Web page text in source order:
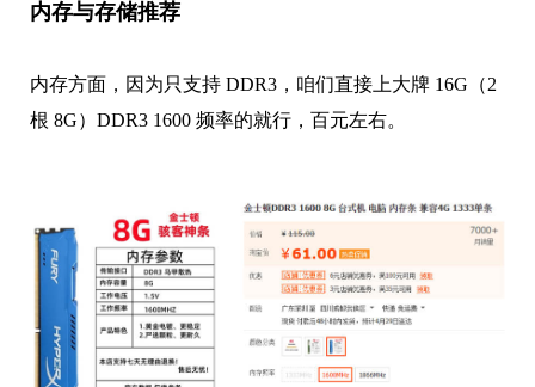
内存与存储推荐
内存方面，因为只支持 DDR3，咱们直接上大牌 16G（2
根 8G）DDR3 1600 频率的就行，百元左右。